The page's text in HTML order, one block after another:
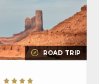
ROAD TRIP